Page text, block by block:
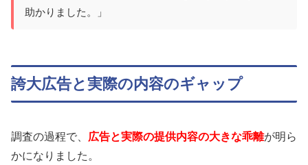
助かりました。」
誇大広告と実際の内容のギャップ
調査の過程で、 広告と実際の提供内容の大きな乖離が明ら
かになりました。